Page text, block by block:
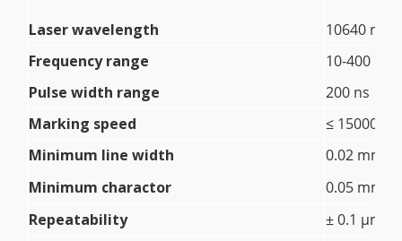
Laser wavelength
10640 nm
Frequency range
10-400 KHz
Pulse width range
200 ns
Marking speed
≤ 15000
Minimum line width
0.02 mm
Minimum charactor
0.05 mm
Repeatability
± 0.1 μm